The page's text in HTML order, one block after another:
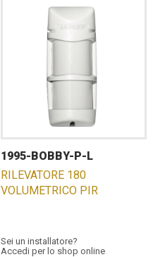
1995-BOBBY-P-L
RILEVATORE 180
VOLUMETRICO PIR
Sei un installatore?
Accedi per lo shop online